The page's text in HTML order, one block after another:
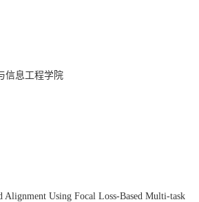
信息工程学院
Alignment Using Focal Loss-Based Multi-task